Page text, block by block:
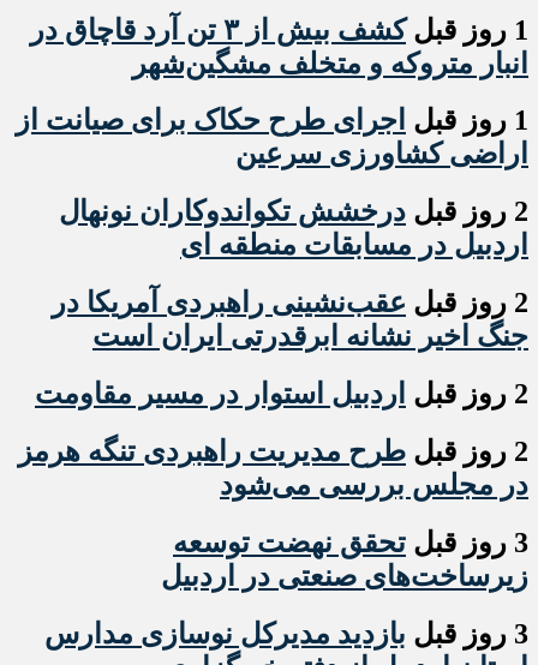
1 روز قبل
کشف بیش از ۳ تن آرد قاچاق در
انبار متروکه و متخلف مشگین‌شهر
1 روز قبل
اجرای طرح حکاک برای صیانت از
اراضی کشاورزی سرعین
2 روز قبل
درخشش تکواندوکاران نونهال
اردبیل در مسابقات منطقه ای
2 روز قبل
عقب‌نشینی راهبردی آمریکا در
جنگ اخیر نشانه ابرقدرتی ایران است
2 روز قبل
اردبیل استوار در مسیر مقاومت
2 روز قبل
طرح مدیریت راهبردی تنگه هرمز
در مجلس بررسی می‌شود
3 روز قبل
تحقق نهضت توسعه
زیرساخت‌های صنعتی در اردبیل
3 روز قبل
بازدید مدیرکل نوسازی مدارس